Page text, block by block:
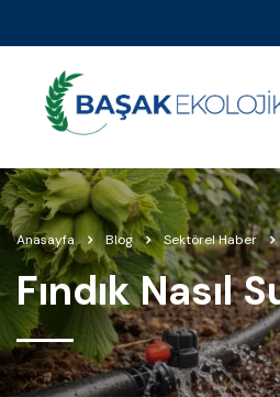
Anasayfa Blog Sektörel Haber
Fındık Nasıl